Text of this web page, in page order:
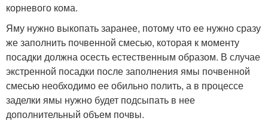
корневого кома.
Яму нужно выкопать заранее, потому что ее нужно сразу
же заполнить почвенной смесью, которая к моменту
посадки должна осесть естественным образом. В случае
экстренной посадки после заполнения ямы почвенной
смесью необходимо ее обильно полить, а в процессе
заделки ямы нужно будет подсыпать в нее
дополнительный объем почвы.